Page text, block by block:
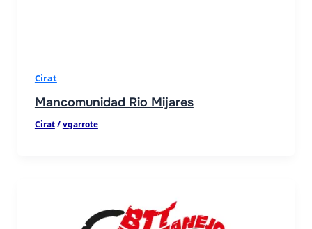
Cirat
Mancomunidad Rio Mijares
Cirat/vgarrote